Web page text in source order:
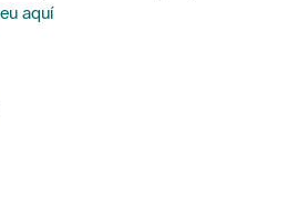
aquí
valoración media es de 0 estrellas de 5.